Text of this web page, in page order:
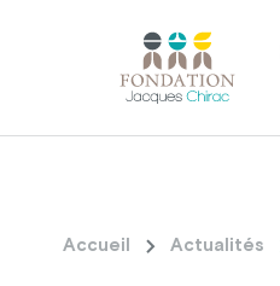
Accueil Actualités